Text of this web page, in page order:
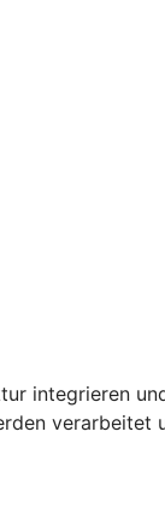
integrieren
verarbeitet